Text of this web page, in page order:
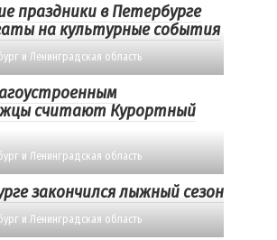
праздники в Петербурге
на культурные события
и Ленинградская область
считают Курортный
и Ленинградская область
закончился лыжный сезон
и Ленинградская область